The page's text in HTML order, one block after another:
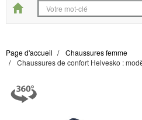
Start
Page d'accueil
Chaussures femme
Chaussures de confort Helvesko :